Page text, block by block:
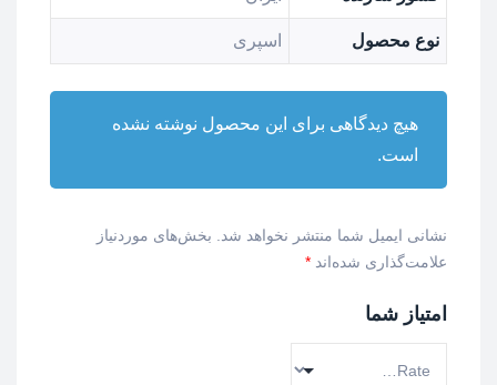
نوع محصول اسپری
هیچ دیدگاهی برای این محصول نوشته نشده
است.
نشانی ایمیل شما منتشر نخواهد شد.
بخش‌های موردنیاز
علامت‌گذاری شده‌اند *
امتیاز شما